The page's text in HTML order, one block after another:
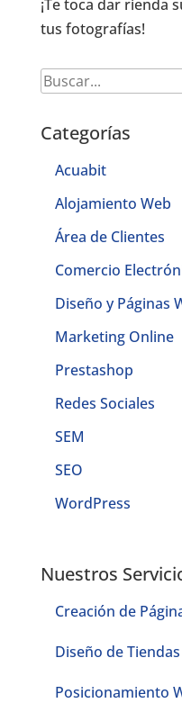
¡Te toca dar rienda
tus fotografías!
Categorías
Acuabit
Alojamiento Web
Área de Clientes
Comercio
Diseño y Páginas
Marketing Online
Prestashop
Redes Sociales
SEM
SEO
WordPress
Nuestros
Creación de
Diseño de
Posicionamiento